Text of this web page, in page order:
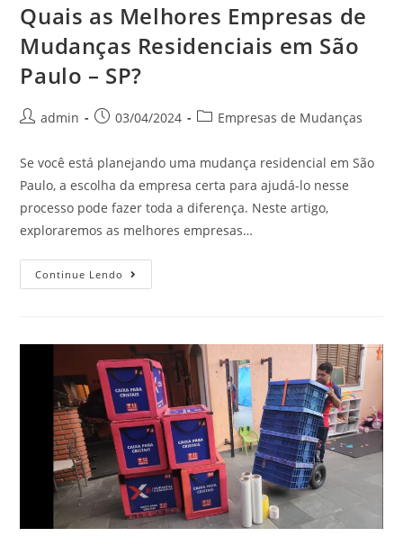
Quais as Melhores Empresas de
Mudanças Residenciais em São
Paulo – SP?
admin 03/04/2024 Empresas de Mudanças
Se você está planejando uma mudança residencial em São
Paulo, a escolha da empresa certa para ajudá-lo nesse
processo pode fazer toda a diferença. Neste artigo,
exploraremos as melhores empresas…
Continue Lendo